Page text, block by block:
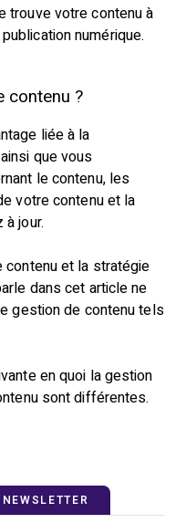
trouve votre contenu à
numérique.
contenu ?
liée à la
que vous
le contenu, les
votre contenu et la
à jour.
contenu et la stratégie
dans cet article ne
gestion de contenu tels
en quoi la gestion
sont différentes.